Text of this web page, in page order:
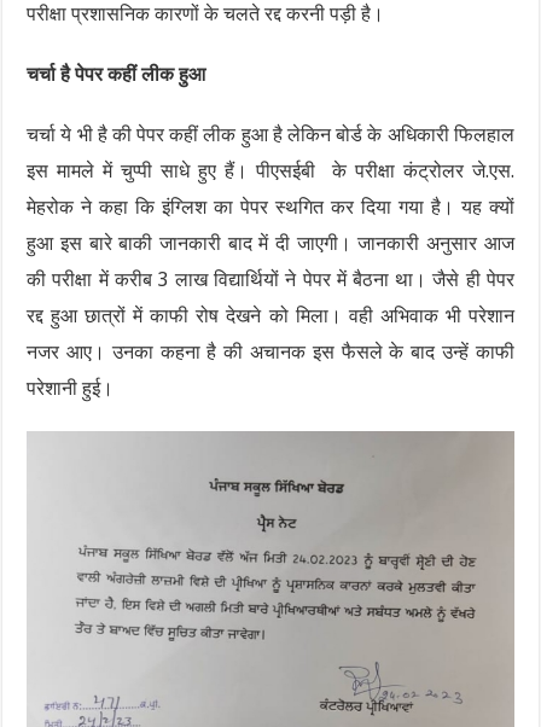
परीक्षा प्रशासनिक कारणों के चलते रद्द करनी पड़ी है।
चर्चा है पेपर कहीं लीक हुआ
चर्चा ये भी है की पेपर कहीं लीक हुआ है लेकिन बोर्ड के अधिकारी फिलहाल
इस मामले में चुप्पी साधे हुए हैं। पीएसईबी के परीक्षा कंट्रोलर जे.एस.
मेहरोक ने कहा कि इंग्लिश का पेपर स्थगित कर दिया गया है। यह क्यों
हुआ इस बारे बाकी जानकारी बाद में दी जाएगी। जानकारी अनुसार आज
की परीक्षा में करीब 3 लाख विद्यार्थियों ने पेपर में बैठना था। जैसे ही पेपर
रद्द हुआ छात्रों में काफी रोष देखने को मिला। वही अभिवाक भी परेशान
नजर आए। उनका कहना है की अचानक इस फैसले के बाद उन्हें काफी
परेशानी हुई।